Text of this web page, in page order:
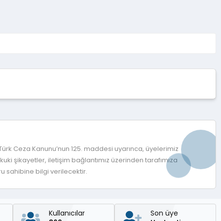
Ceza Kanunu’nun 125. maddesi uyarınca, üyelerimiz
şikayetler, iletişim bağlantımız üzerinden tarafımıza
sahibine bilgi verilecektir.
Kullanıcılar
Son üye